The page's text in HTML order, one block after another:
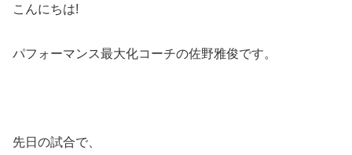
こんにちは!
パフォーマンス最大化コーチの佐野雅俊です。
先日の試合で、